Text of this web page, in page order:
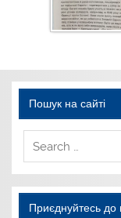
Пошук на сайті
Приєднуйтесь до